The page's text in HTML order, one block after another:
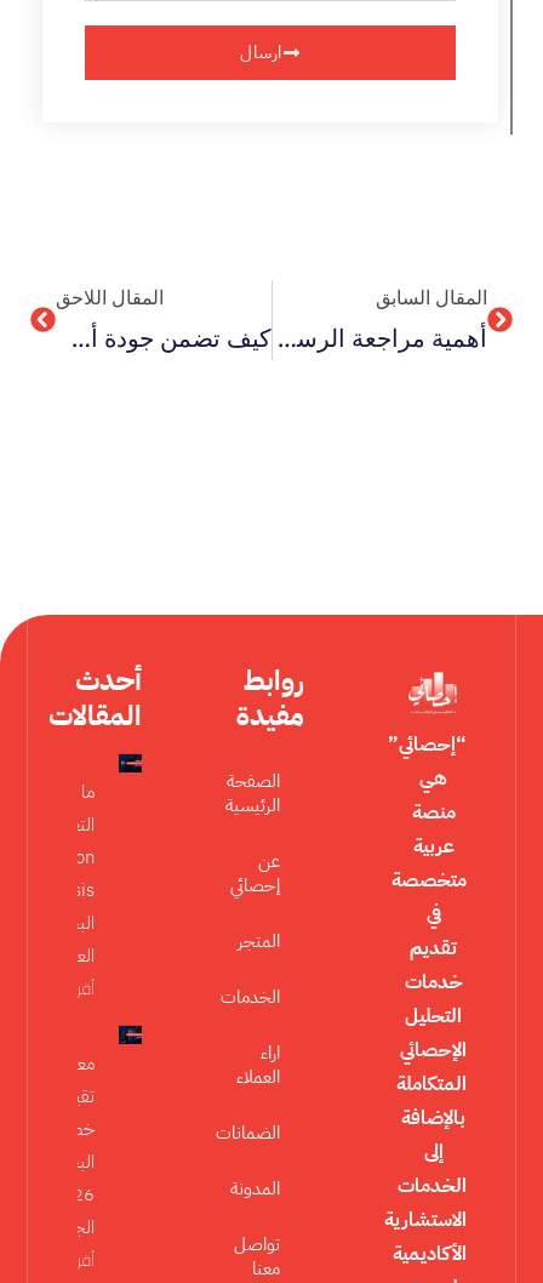
ارسال
المقال السابق
أهمية مراجعة الرسالة العلمية قبل طباعتها وتقديمها للمناقشة
المقال اللاحق
كيف تضمن جودة أسئلة الاستبانة في البحث العلمي؟
“إحصائي”
هي
منصة
عربية
متخصصة
في
تقديم
خدمات
التحليل
الإحصائي
المتكاملة
بالإضافة
إلى
الخدمات
الاستشارية
الأكاديمية
روابط
مفيدة
الصفحة
الرئيسية
عن
إحصائي
المتجر
الخدمات
اراء
العملاء
الضمانات
المدونة
تواصل
معنا
أحدث
المقالات
ما هو تحليل
التعديل
Moderation
البحث
العلمي؟
أقرأ المزيد »
معايير
تقييم
خطة
البحث
الجامعات
أقرأ المزيد